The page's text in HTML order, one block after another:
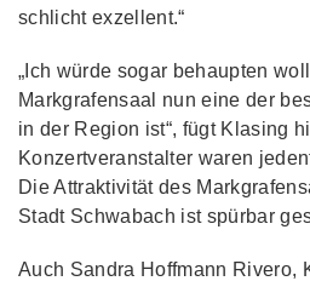
schlicht exzellent.“
„Ich würde sogar behaupten
Markgrafensaal nun eine der
in der Region ist“, fügt Klasing
Konzertveranstalter waren
Die Attraktivität des
Stadt Schwabach ist spürbar
Auch Sandra Hoffmann Rivero,